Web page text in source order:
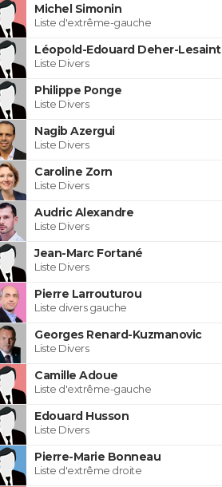
Michel Simonin
Liste d'extrême-gauche
Léopold-Edouard Deher-Lesaint
Liste Divers
Philippe Ponge
Liste Divers
Nagib Azergui
Liste Divers
Caroline Zorn
Liste Divers
Audric Alexandre
Liste Divers
Jean-Marc Fortané
Liste Divers
Pierre Larrouturou
Liste divers gauche
Georges Renard-Kuzmanovic
Liste Divers
Camille Adoue
Liste d'extrême-gauche
Edouard Husson
Liste Divers
Pierre-Marie Bonneau
Liste d'extrême droite